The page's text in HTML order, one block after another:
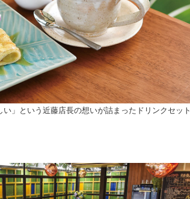
い」という近藤店長の想いが詰まったドリンクセット